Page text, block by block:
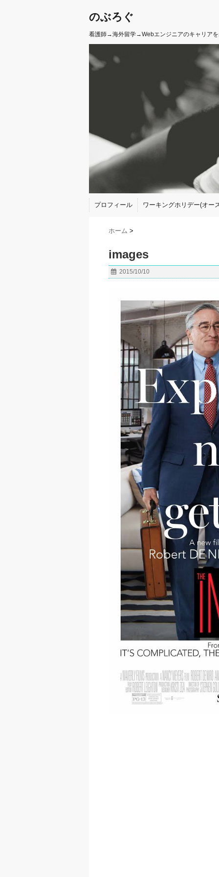
のぶろぐ
看護師→海外留学→Webエンジニアのキャリア
プロフィール ワーキングホリデー(オー
ホーム >
images
2015/10/10